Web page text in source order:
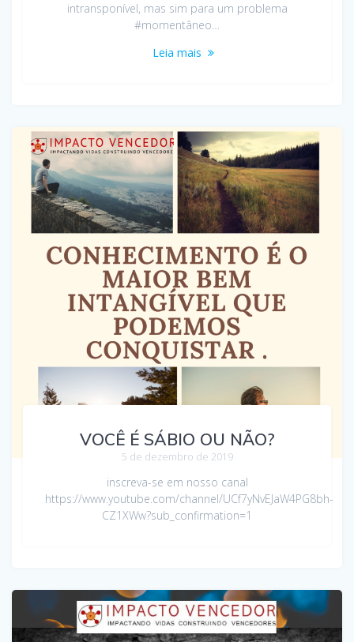
intransponível, mas sim para um problema
#momentâneo…
Leia mais
VOCÊ É SÁBIO OU NÃO?
5 de dezembro de 2019
inscreva-se em nosso canal
https://www.youtube.com/channel/UCf7yNvEJaW4PG8bh-
CZ1XWw?sub_confirmation=1